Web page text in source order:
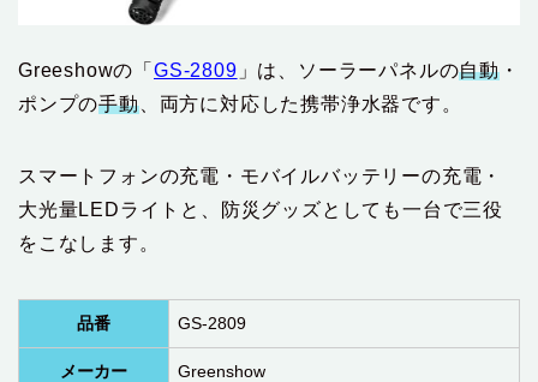
Greeshowの「 GS-2809 」は、ソーラーパネルの自動 ・
ポンプの手動、両方に対応した携帯浄水器です。
スマートフォンの充電・モバイルバッテリーの充電・
大光量LEDライトと、防災グッズとしても一台で三役
をこなします。
品番 GS-2809
メーカー Greenshow